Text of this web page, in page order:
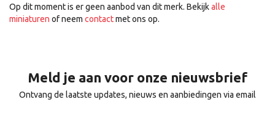
Op dit moment is er geen aanbod van dit merk. Bekijkalle
miniaturen of neem contactmet ons op.
Meld je aan voor onze nieuwsbrief
Ontvang de laatste updates, nieuws en aanbiedingen via email